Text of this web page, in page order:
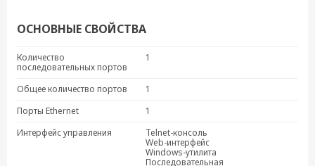
NPort IA-5150I-M-SC
NPort IA-5150-T
NPort IA-5150I-T
NPort IA-5250
ОСНОВНЫЕ СВОЙСТВА
Количество
последовательных портов
1
Общее количество портов
1
Порты Ethernet
1
Интерфейс управления
Telnet-консоль
Web-интерфейс
Windows-утилита
Последовательная